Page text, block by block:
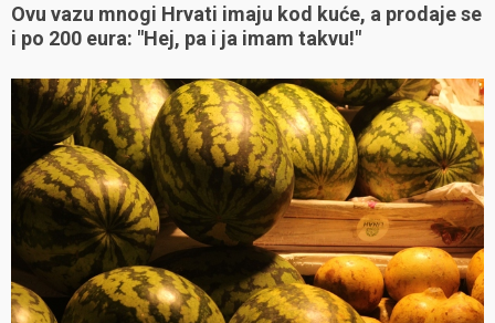
Ovu vazu mnogi Hrvati imaju kod kuće, a prodaje se
i po 200 eura: "Hej, pa i ja imam takvu!"